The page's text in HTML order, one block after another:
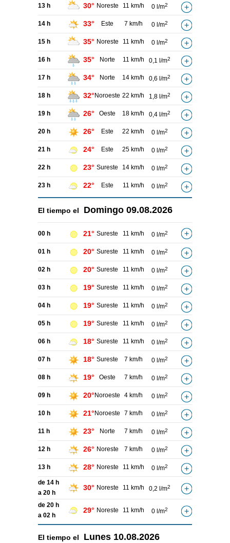
13 h 30° Noreste 11 km/h 0 l/m2
14 h 33° Este 7 km/h 0 l/m2
15 h 35° Noreste 11 km/h 0 l/m2
16 h 35° Norte 11 km/h 0,1 l/m2
17 h 34° Norte 14 km/h 0,6 l/m2
18 h 32° Noroeste 22 km/h 1,8 l/m2
19 h 26° Oeste 18 km/h 0,4 l/m2
20 h 26° Este 22 km/h 0 l/m2
21 h 24° Este 25 km/h 0 l/m2
22 h 23° Sureste 14 km/h 0 l/m2
23 h 22° Este 11 km/h 0 l/m2
El tiempo el Domingo 09.08.2026
00 h 21° Sureste 11 km/h 0 l/m2
01 h 20° Sureste 11 km/h 0 l/m2
02 h 20° Sureste 11 km/h 0 l/m2
03 h 19° Sureste 11 km/h 0 l/m2
04 h 19° Sureste 11 km/h 0 l/m2
05 h 19° Sureste 11 km/h 0 l/m2
06 h 18° Sureste 11 km/h 0 l/m2
07 h 18° Sureste 7 km/h 0 l/m2
08 h 19° Oeste 7 km/h 0 l/m2
09 h 20° Noroeste 4 km/h 0 l/m2
10 h 21° Noroeste 7 km/h 0 l/m2
11 h 23° Norte 7 km/h 0 l/m2
12 h 26° Noreste 7 km/h 0 l/m2
13 h 28° Noreste 11 km/h 0 l/m2
de 14 h
a 20 h
30° Noreste 11 km/h 0,2 l/m2
de 20 h
a 02 h
29° Noreste 11 km/h 0 l/m2
El tiempo el Lunes 10.08.2026